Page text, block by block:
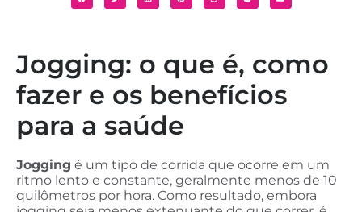
Jogging: o que é, como
fazer e os benefícios
para a saúde
Jogging é um tipo de corrida que ocorre em um
ritmo lento e constante, geralmente menos de 10
quilômetros por hora. Como resultado, embora